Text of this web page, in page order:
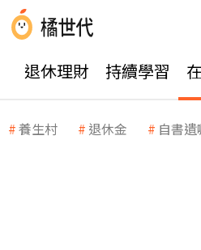
退休理財 持續學習
養生村 退休金 自書遺